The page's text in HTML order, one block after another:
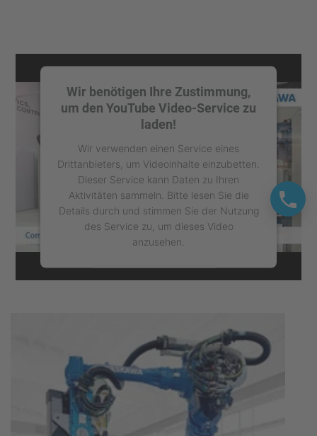
Wir benötigen Ihre Zustimmung,
um den YouTube Video-Service zu
laden!
Wir verwenden einen Service eines
Drittanbieters, um Videoinhalte einzubetten.
Dieser Service kann Daten zu Ihren
Aktivitäten sammeln. Bitte lesen Sie die
Details durch und stimmen Sie der Nutzung
des Service zu, um dieses Video
anzusehen.
Mehr Informationen
Usercentrics Consent
Management Platform